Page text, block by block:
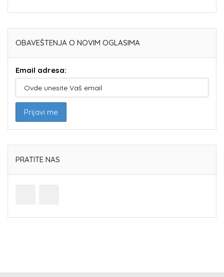
OBAVEŠTENJA O NOVIM OGLASIMA
Email adresa:
PRATITE NAS